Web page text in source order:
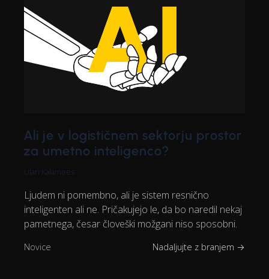
Ali je v logističnem sektorju prostor
za umetno inteligenco?
Ülari Kalamees
Ljudem ni pomembno, ali je sistem resnično
inteligenten ali ne. Pričakujejo le, da bo naredil nekaj
pametnega, česar človeški možgani niso sposobni.
Novice Nadaljujte z branjem →